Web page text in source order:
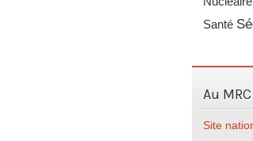
Santé
Au MRC
Site